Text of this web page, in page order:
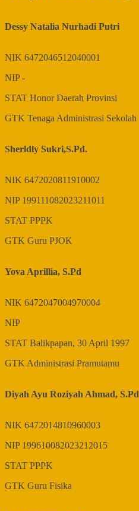
Dessy Natalia Nurhadi Putri
NIK 6472046512040001
NIP-
STAT Honor Daerah Provinsi
GTK Tenaga Administrasi Sekolah
Sherldly Sukri,S.Pd.
NIK 6472020811910002
NIP 199111082023211011
STAT PPPK
GTK Guru PJOK
Yova Aprillia, S.Pd
NIK 6472047004970004
NIP
STAT Balikpapan, 30 April 1997
GTK Administrasi Pramutamu
Diyah Ayu Roziyah Ahmad, S.Pd
NIK 6472014810960003
NIP 199610082023212015
STAT PPPK
GTK Guru Fisika